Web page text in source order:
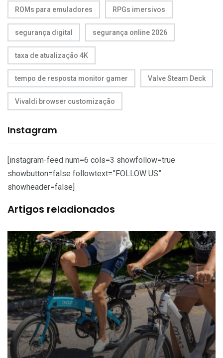
ROMs para emuladores RPGs imersivos
segurança digital segurança online 2026
taxa de atualização 4K
tempo de resposta monitor gamer Valve Steam Deck
Vivaldi browser customização
Instagram
[instagram-feed num=6 cols=3 showfollow=true
showbutton=false followtext=”FOLLOW US”
showheader=false]
Artigos reladionados